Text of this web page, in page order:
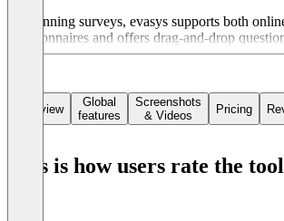
For running surveys, evasys supports both
questionnaires and offers drag-and-drop
Automated result reports are also available to
embedded in established system landscapes.
analysis and categorization of open-text
Overview
Global
features
Screenshots
& Videos
Pricing
This is how users rate the tool